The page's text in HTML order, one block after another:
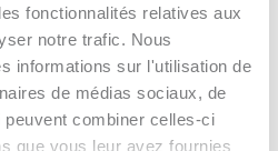
fonctionnalités relatives aux
notre trafic. Nous
informations sur l'utilisation de
de médias sociaux, de
combiner celles-ci
que vous leur avez fournies
unit for the
process water.